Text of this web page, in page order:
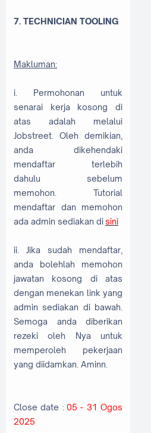
7. TECHNICIAN TOOLING
Makluman:
i. Permohonan untuk
senarai kerja kosong di
atas adalah melalui
Jobstreet. Oleh demikian,
anda dikehendaki
mendaftar terlebih
dahulu sebelum
memohon. Tutorial
mendaftar dan memohon
ada admin sediakan disini
ii. Jika sudah mendaftar,
anda bolehlah memohon
jawatan kosong di atas
dengan menekan link yang
admin sediakan di bawah.
Semoga anda diberikan
rezeki oleh Nya untuk
memperoleh pekerjaan
yang diidamkan. Aminn.
Close date : 05 - 31 Ogos
2025